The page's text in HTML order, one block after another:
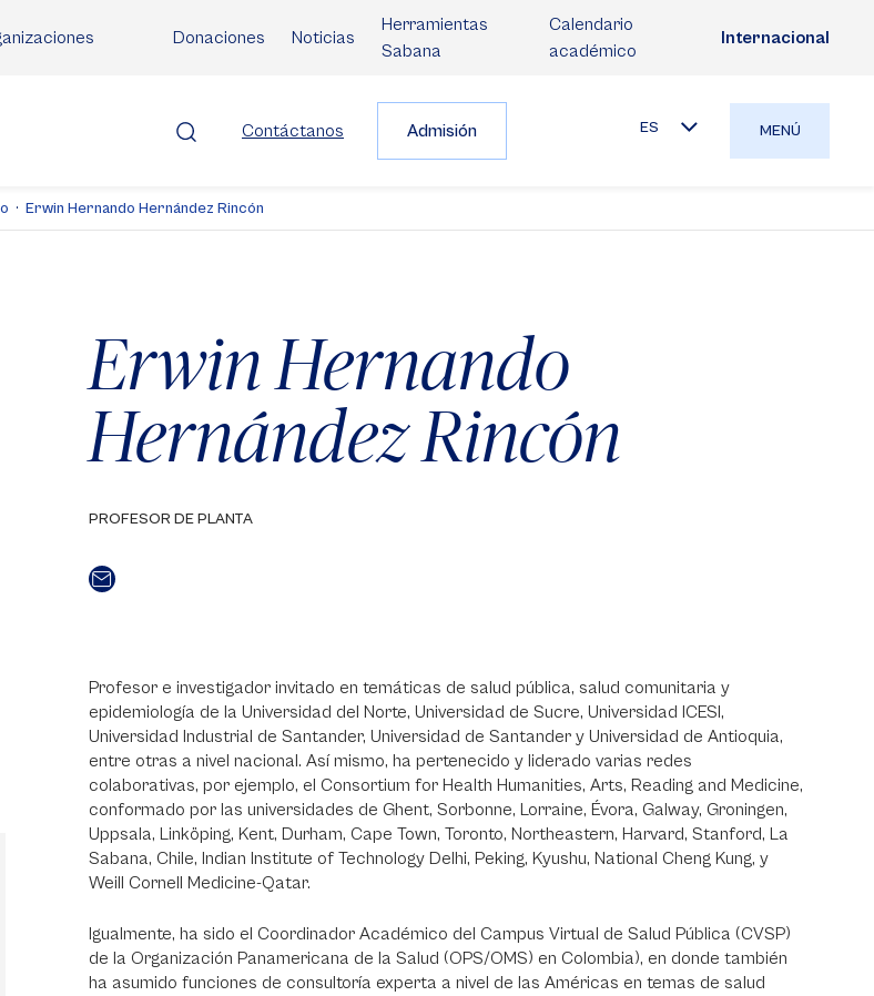
Donaciones Noticias
Herramientas
Sabana
Calendario
académico
Internacional
Contáctanos Admisión ES MENÚ
Erwin Hernando Hernández Rincón
Erwin Hernando
Hernández Rincón
PROFESOR DE PLANTA
Profesor e investigador invitado en temáticas de salud pública, salud comunitaria y
epidemiología de la Universidad del Norte, Universidad de Sucre, Universidad ICESI,
Universidad Industrial de Santander, Universidad de Santander y Universidad de Antioquia,
entre otras a nivel nacional. Así mismo, ha pertenecido y liderado varias redes
colaborativas, por ejemplo, el Consortium for Health Humanities, Arts, Reading and Medicine,
conformado por las universidades de Ghent, Sorbonne, Lorraine, Évora, Galway, Groningen,
Uppsala, Linköping, Kent, Durham, Cape Town, Toronto, Northeastern, Harvard, Stanford, La
Sabana, Chile, Indian Institute of Technology Delhi, Peking, Kyushu, National Cheng Kung, y
Weill Cornell Medicine-Qatar.
Igualmente, ha sido el Coordinador Académico del Campus Virtual de Salud Pública (CVSP)
de la Organización Panamericana de la Salud (OPS/OMS) en Colombia), en donde también
ha asumido funciones de consultoría experta a nivel de las Américas en temas de salud